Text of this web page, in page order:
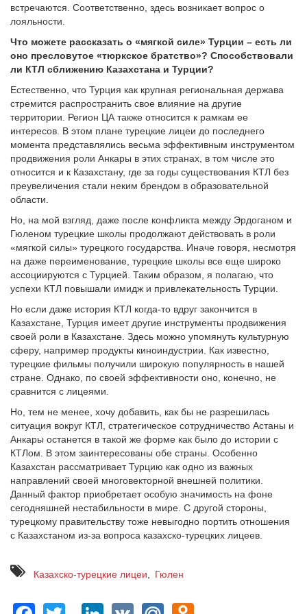
встречаются. Соответственно, здесь возникает вопрос о
лояльности.
Что можете рассказать о «мягкой силе» Турции – есть ли
оно пресловутое «тюркское братство»? Способствовали
ли КТЛ сближению Казахстана и Турции?
Естественно, что Турция как крупная региональная держава
стремится распространить свое влияние на другие
территории. Регион ЦА также относится к рамкам ее
интересов. В этом плане турецкие лицеи до последнего
момента представлялись весьма эффективным инструментом
продвижения роли Анкары в этих странах, в том числе это
относится и к Казахстану, где за годы существования КТЛ без
преувеличения стали неким брендом в образовательной
области.
Но, на мой взгляд, даже после конфликта между Эрдоганом и
Гюленом турецкие школы продолжают действовать в роли
«мягкой силы» турецкого государства. Иначе говоря, несмотря
на даже переименование, турецкие школы все еще широко
ассоциируются с Турцией. Таким образом, я полагаю, что
успехи КТЛ повышали имидж и привлекательность Турции.
Но если даже история КТЛ когда-то вдруг закончится в
Казахстане, Турция имеет другие инструменты продвижения
своей роли в Казахстане. Здесь можно упомянуть культурную
сферу, например продукты киноиндустрии. Как известно,
турецкие фильмы получили широкую популярность в нашей
стране. Однако, по своей эффективности оно, конечно, не
сравнится с лицеями.
Но, тем не менее, хочу добавить, как бы не разрешилась
ситуация вокруг КТЛ, стратегическое сотрудничество Астаны и
Анкары останется в такой же форме как было до истории с
КТЛом. В этом заинтересованы обе страны. Особенно
Казахстан рассматривает Турцию как одно из важных
направлений своей многовекторной внешней политики.
Данный фактор приобретает особую значимость на фоне
сегодняшней нестабильности в мире. С другой стороны,
турецкому правительству тоже невыгодно портить отношения
с Казахстаном из-за вопроса казахско-турецких лицеев.
Казахско-турецкие лицеи Гюлен